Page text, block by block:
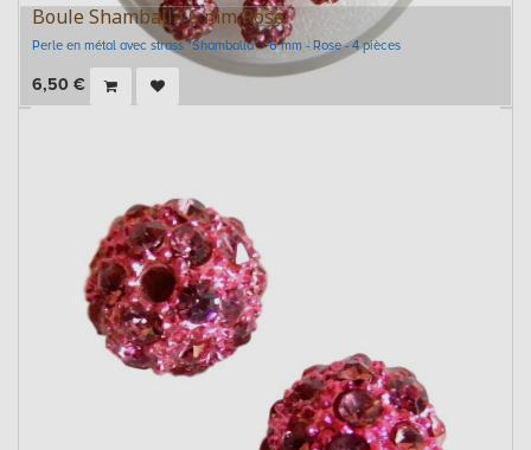
Boule Shamballa 6 mm Rose
Perle en métal avec strass "Shamballa" - 6 mm - Rose - 4 pièces
6,50 €